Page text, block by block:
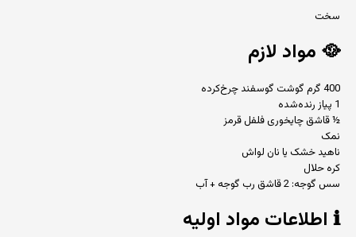
سخت
🥘 مواد لازم
400 گرم گوشت گوسفند چرخ‌کرده
1 پیاز رنده‌شده
½ قاشق چایخوری فلفل قرمز
نمک
ناهید خشک یا نان لواش
کره حلال
سس گوجه: 2 قاشق رب گوجه + آب
ℹ️ اطلاعات مواد اولیه